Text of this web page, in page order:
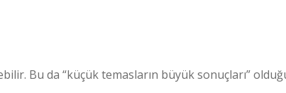
Bu da “küçük temasların büyük sonuçları”